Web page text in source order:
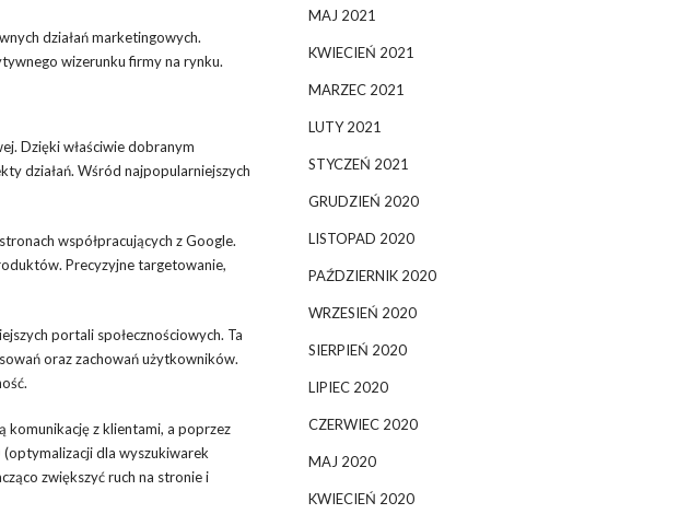
działań marketingowych.
wizerunku firmy na rynku.
Dzięki właściwie dobranym
działań. Wśród najpopularniejszych
współpracujących z Google.
Precyzyjne targetowanie,
portali społecznościowych. Ta
oraz zachowań użytkowników.
komunikację z klientami, a poprzez
(optymalizacji dla wyszukiwarek
zwiększyć ruch na stronie i
MAJ 2021
KWIECIEŃ 2021
MARZEC 2021
LUTY 2021
STYCZEŃ 2021
GRUDZIEŃ 2020
LISTOPAD 2020
PAŹDZIERNIK 2020
WRZESIEŃ 2020
SIERPIEŃ 2020
LIPIEC 2020
CZERWIEC 2020
MAJ 2020
KWIECIEŃ 2020